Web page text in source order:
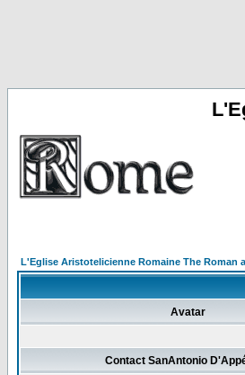
L'Eglise Aristotelicienne Romaine The Roman
Avatar
Contact SanAntonio